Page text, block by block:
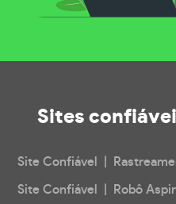
Sites
Site Confiável |
Site Confiável | Robô